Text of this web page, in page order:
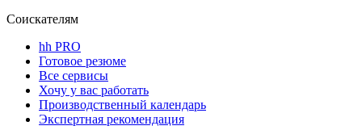
Соискателям
hh PRO
Готовое резюме
Все сервисы
Хочу у вас работать
Производственный календарь
Экспертная рекомендация